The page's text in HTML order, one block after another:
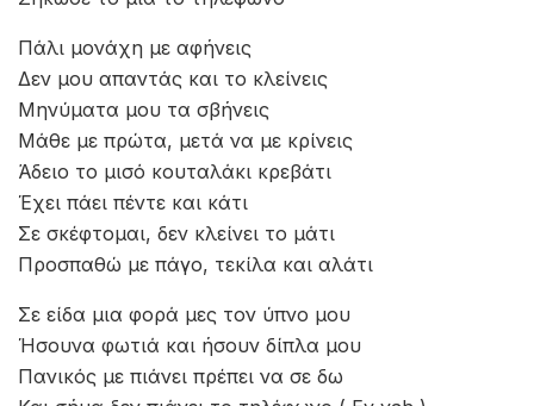
Πάλι μονάχη με αφήνεις
Δεν μου απαντάς και το κλείνεις
Μηνύματα μου τα σβήνεις
Μάθε με πρώτα, μετά να με κρίνεις
Άδειο το μισό κουταλάκι κρεβάτι
Έχει πάει πέντε και κάτι
Σε σκέφτομαι, δεν κλείνει το μάτι
Προσπαθώ με πάγο, τεκίλα και αλάτι
Σε είδα μια φορά μες τον ύπνο μου
Ήσουνα φωτιά και ήσουν δίπλα μου
Πανικός με πιάνει πρέπει να σε δω